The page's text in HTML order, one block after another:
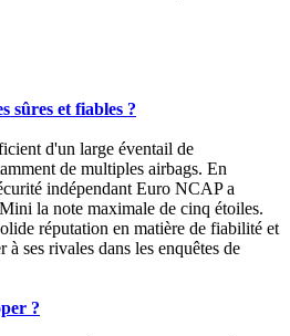
sûres et fiables ?
d'un large éventail de
de multiples airbags. En
indépendant Euro NCAP a
la note maximale de cinq étoiles.
réputation en matière de fiabilité et
ses rivales dans les enquêtes de
?